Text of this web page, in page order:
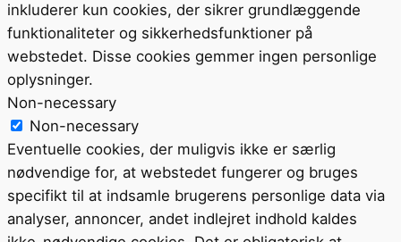
inkluderer kun cookies, der sikrer grundlæggende
funktionaliteter og sikkerhedsfunktioner på
webstedet. Disse cookies gemmer ingen personlige
oplysninger.
Non-necessary
Non-necessary
Eventuelle cookies, der muligvis ikke er særlig
nødvendige for, at webstedet fungerer og bruges
specifikt til at indsamle brugerens personlige data via
analyser, annoncer, andet indlejret indhold kaldes